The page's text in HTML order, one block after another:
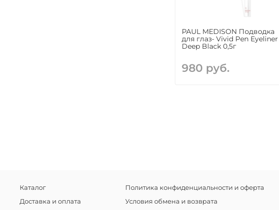
PAUL MEDISON Подводка
для глаз- Vivid Pen Eyeliner
Deep Black 0,5г
980 руб.
Каталог
Доставка и оплата
Политика конфиденциальности и оферта
Условия обмена и возврата